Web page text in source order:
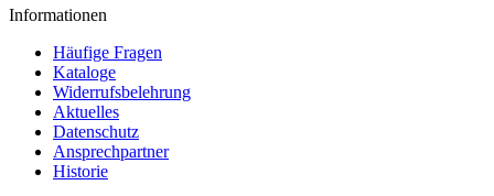
Informationen
Häufige Fragen
Kataloge
Widerrufsbelehrung
Aktuelles
Datenschutz
Ansprechpartner
Historie